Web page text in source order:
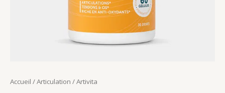
Accueil /Articulation / Artivita